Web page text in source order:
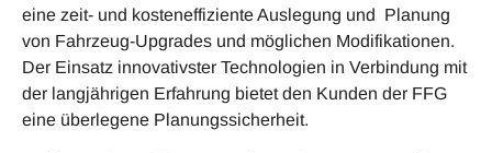
eine zeit- und kosteneffiziente Auslegung und Planung
von Fahrzeug-Upgrades und möglichen Modifikationen.
Der Einsatz innovativster Technologien in Verbindung mit
der langjährigen Erfahrung bietet den Kunden der FFG
eine überlegene Planungssicherheit.